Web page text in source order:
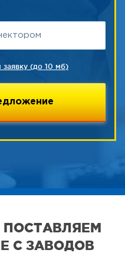
заявку (до 10 мб)
ПОСТАВЛЯЕМ
С ЗАВОДОВ